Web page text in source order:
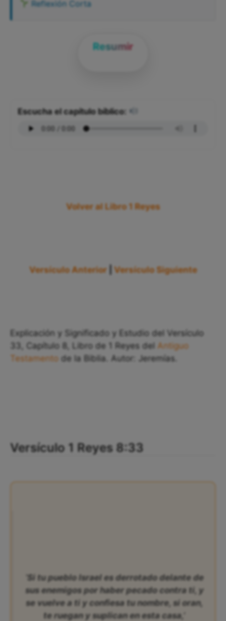
Reflexión Corta
Resumir
Escucha el capítulo bíblico:
Volver al Libro 1 Reyes
Versículo Anterior Versículo Siguiente
Explicación y Significado y Estudio del Versículo
33, Capítulo 8, Libro de 1 Reyes del Antiguo
Testamento de la Biblia. Autor: Jeremías.
Versículo 1 Reyes 8:33
‘Si tu pueblo Israel es derrotado delante de
sus enemigos por haber pecado contra ti, y
se vuelve a ti y confiesa tu nombre, si oran,
te ruegan y suplican en esta casa,’